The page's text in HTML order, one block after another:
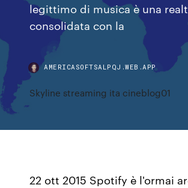
legittimo di musica è una
consolidata con la
AMERICASOFTSALPQJ.WEB.APP
Skyline streaming ita cineblog01
22 ott 2015 Spotify è l'ormai